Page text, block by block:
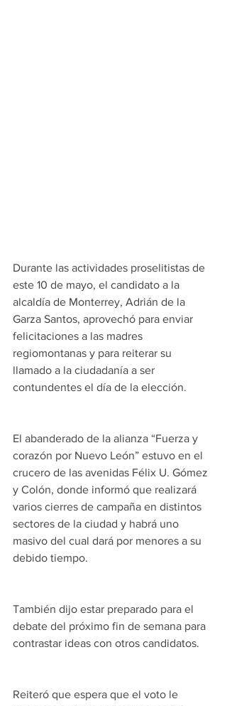
Durante las actividades proselitistas de
este 10 de mayo, el candidato a la
alcaldía de Monterrey, Adrián de la
Garza Santos, aprovechó para enviar
felicitaciones a las madres
regiomontanas y para reiterar su
llamado a la ciudadanía a ser
contundentes el día de la elección.
El abanderado de la alianza “Fuerza y
corazón por Nuevo León” estuvo en el
crucero de las avenidas Félix U. Gómez
y Colón, donde informó que realizará
varios cierres de campaña en distintos
sectores de la ciudad y habrá uno
masivo del cual dará por menores a su
debido tiempo.
También dijo estar preparado para el
debate del próximo fin de semana para
contrastar ideas con otros candidatos.
Reiteró que espera que el voto le